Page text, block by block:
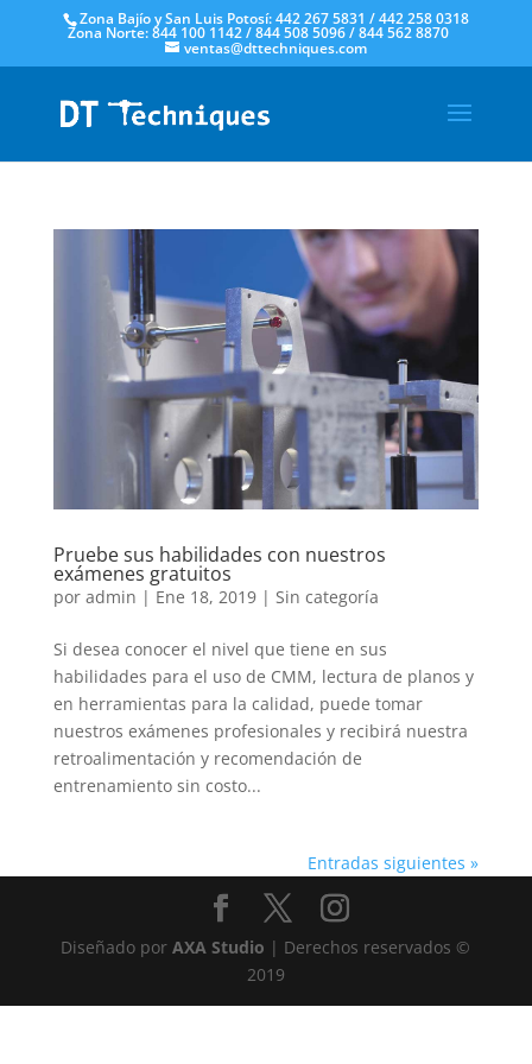
Zona Bajío y San Luis Potosí: 442 267 5831 / 442 258 0318
Zona Norte: 844 100 1142 / 844 508 5096 / 844 562 8870
ventas@dttechniques.com
Pruebe sus habilidades con nuestros
exámenes gratuitos
por admin | Ene 18, 2019| Sin categoría
Si desea conocer el nivel que tiene en sus
habilidades para el uso de CMM, lectura de planos y
en herramientas para la calidad, puede tomar
nuestros exámenes profesionales y recibirá nuestra
retroalimentación y recomendación de
entrenamiento sin costo...
Entradas siguientes »
Diseñado porAXA Studio | Derechos reservados ©
2019